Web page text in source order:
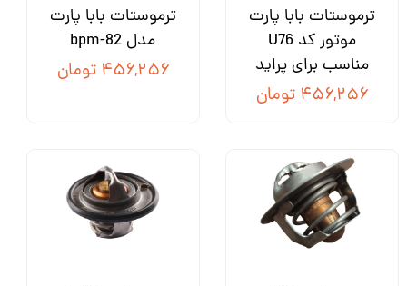
ترموستات بابا پارت
موتور کد U76
مناسب برای پراید
۴۵۶,۲۵۶ تومان
ترموستات بابا پارت
مدل bpm-82
۴۵۶,۲۵۶ تومان